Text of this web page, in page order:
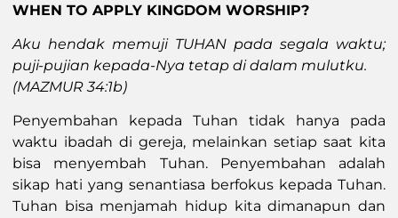
WHEN TO APPLY KINGDOM WORSHIP?
Aku hendak memuji TUHAN pada segala waktu;
puji-pujian kepada-Nya tetap di dalam mulutku.
(MAZMUR 34:1b)
Penyembahan kepada Tuhan tidak hanya pada
waktu ibadah di gereja, melainkan setiap saat kita
bisa menyembah Tuhan. Penyembahan adalah
sikap hati yang senantiasa berfokus kepada Tuhan.
Tuhan bisa menjamah hidup kita dimanapun dan